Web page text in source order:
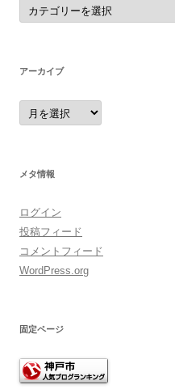
テ
ゴ
アーカイブ
ア
ー
カ
メタ情報
ログイン
投稿フィード
コメントフィード
WordPress.org
固定ページ